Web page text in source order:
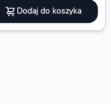
Dodaj do koszyka